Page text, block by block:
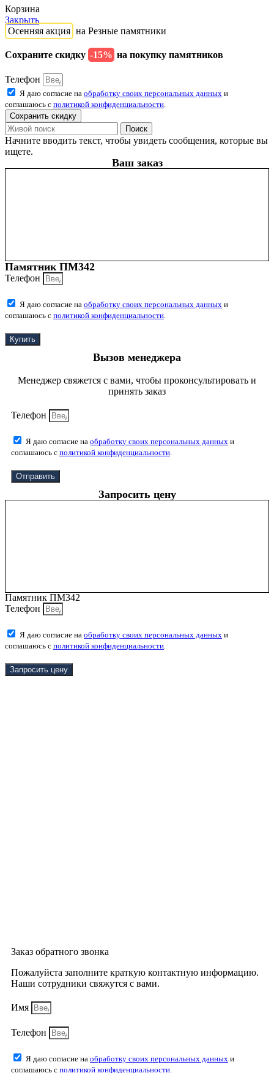
Корзина
Закрыть
Осенняя акция на Резные памятники
Сохраните скидку -15% на покупку памятников
Телефон
Я даю согласие на обработку своих персональных данных и
соглашаюсь с политикой конфиденциальности.
Сохранить скидку
Поиск
Начните вводить текст, чтобы увидеть сообщения, которые вы
ищете.
Ваш заказ
Памятник ПМ342
Телефон
Я даю согласие на обработку своих персональных данных и
соглашаюсь с политикой конфиденциальности.
Купить
Вызов менеджера
Менеджер свяжется с вами, чтобы проконсультировать и
принять заказ
Телефон
Я даю согласие на обработку своих персональных данных и
соглашаюсь с политикой конфиденциальности.
Отправить
Запросить цену
Памятник ПМ342
Телефон
Я даю согласие на обработку своих персональных данных и
соглашаюсь с политикой конфиденциальности.
Запросить цену
Заказ обратного звонка
Пожалуйста заполните краткую контактную информацию.
Наши сотрудники свяжутся с вами.
Имя
Телефон
Я даю согласие на обработку своих персональных данных и
соглашаюсь с политикой конфиденциальности.